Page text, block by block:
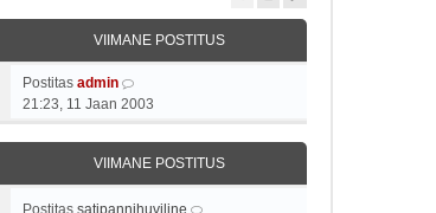
VIIMANE POSTITUS
Postitas admin
21:23, 11 Jaan 2003
VIIMANE POSTITUS
Postitas satipannihuviline